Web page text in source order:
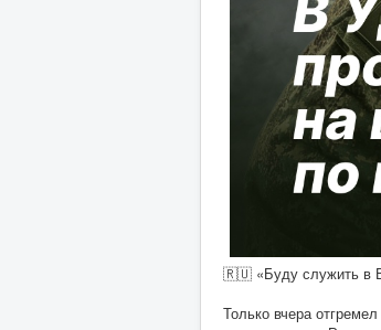
🇷🇺 «Буду служить в
Только вчера